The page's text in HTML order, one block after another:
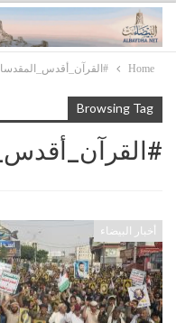
Home
Browsing Tag
أخبار البيضاء